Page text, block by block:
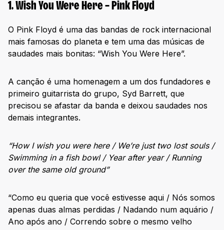
1. Wish You Were Here – Pink Floyd
O Pink Floyd é uma das bandas de rock internacional
mais famosas do planeta e tem uma das músicas de
saudades mais bonitas: “Wish You Were Here”.
A canção é uma homenagem a um dos fundadores e
primeiro guitarrista do grupo, Syd Barrett, que
precisou se afastar da banda e deixou saudades nos
demais integrantes.
“How I wish you were here / We’re just two lost souls /
Swimming in a fish bowl / Year after year / Running
over the same old ground”
“Como eu queria que você estivesse aqui / Nós somos
apenas duas almas perdidas / Nadando num aquário /
Ano após ano / Correndo sobre o mesmo velho